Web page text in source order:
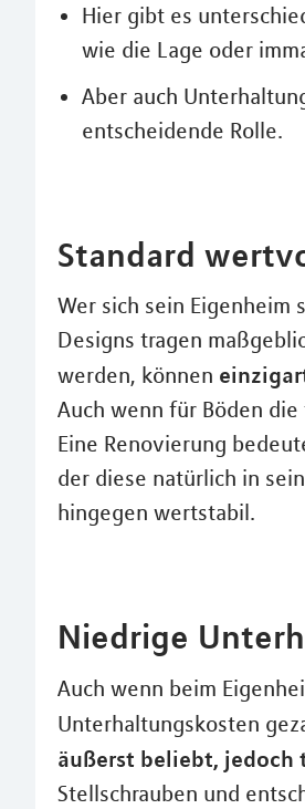
Hier gibt es
wie die Lage oder
Aber auch
entscheidende Rolle.
Standard
Wer sich sein
Designs tragen
werden, können
Auch wenn für Böden
Eine Renovierung
der diese natürlich in
hingegen wertstabil.
Niedrige
Auch wenn beim
Unterhaltungskosten
äußerst beliebt, jedoch
Stellschrauben und